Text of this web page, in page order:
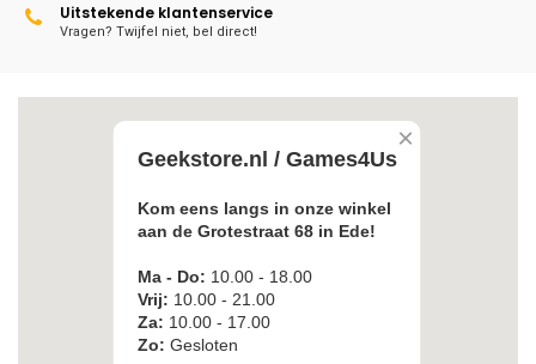
Uitstekende klantenservice
Vragen? Twijfel niet, bel direct!